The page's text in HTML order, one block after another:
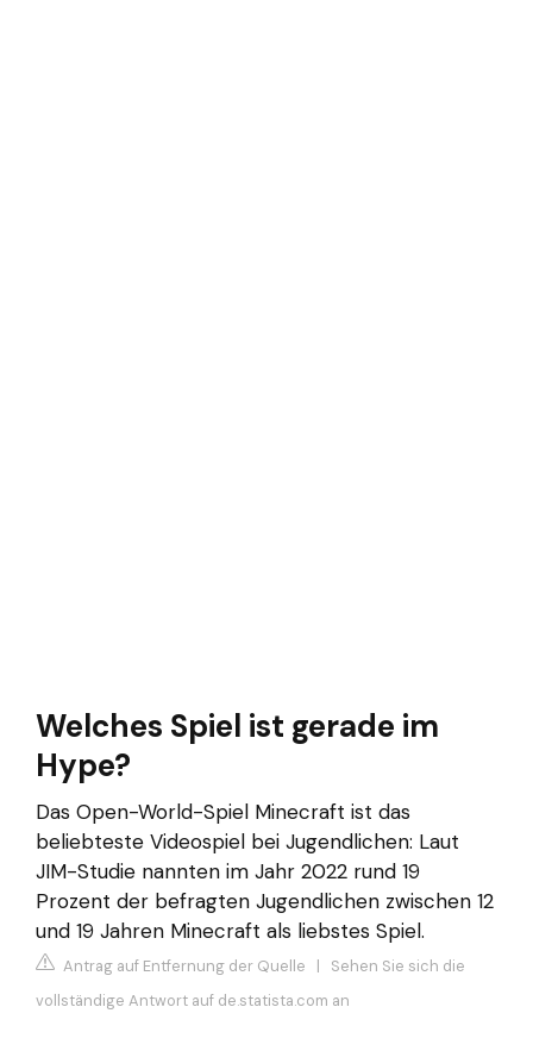
Welches Spiel ist gerade im
Hype?
Das Open-World-Spiel Minecraft ist das
beliebteste Videospiel bei Jugendlichen: Laut
JIM-Studie nannten im Jahr 2022 rund 19
Prozent der befragten Jugendlichen zwischen 12
und 19 Jahren Minecraft als liebstes Spiel.
Antrag auf Entfernung der Quelle | Sehen Sie sich die
vollständige Antwort auf de.statista.com an